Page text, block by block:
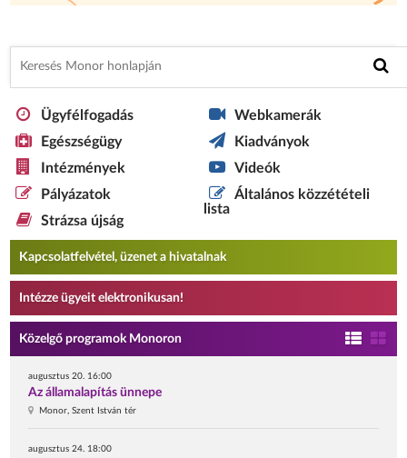
Ügyfélfogadás
Egészségügy
Intézmények
Pályázatok
Strázsa újság
Webkamerák
Kiadványok
Videók
Általános közzétételi
lista
Kapcsolatfelvétel, üzenet a hivatalnak
Intézze ügyeit elektronikusan!
Közelgő programok Monoron
augusztus 20. 16:00
Az államalapítás ünnepe
Monor, Szent István tér
augusztus 24. 18:00